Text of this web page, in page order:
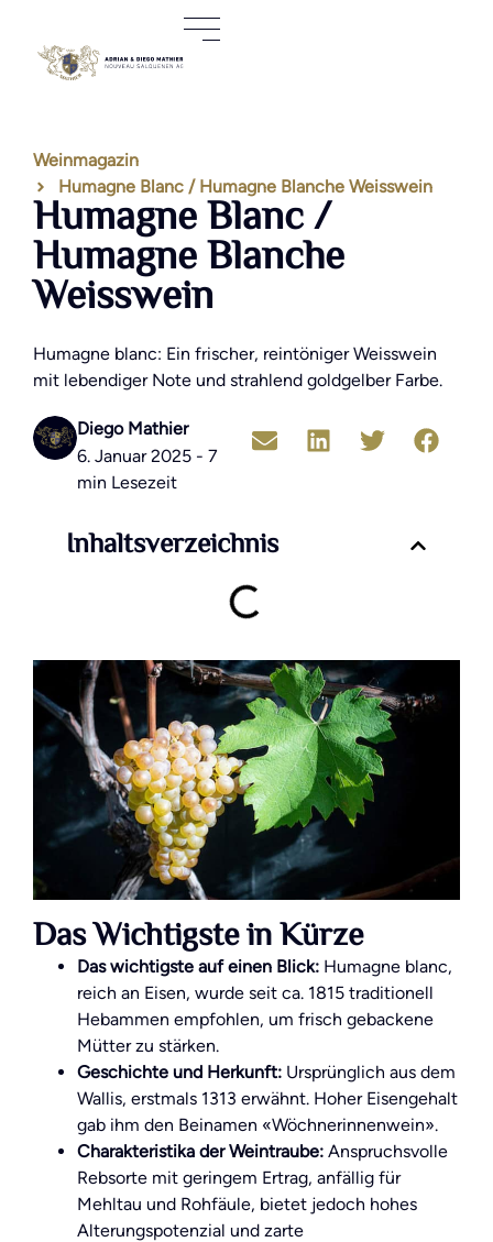
Weinmagazin
Humagne Blanc / Humagne Blanche Weisswein
Humagne Blanc /
Humagne Blanche
Weisswein
Humagne blanc: Ein frischer, reintöniger Weisswein
mit lebendiger Note und strahlend goldgelber Farbe.
Diego Mathier
6. Januar 2025 - 7
min Lesezeit
Inhaltsverzeichnis
Das Wichtigste in Kürze
Das wichtigste auf einen Blick: Humagne blanc,
reich an Eisen, wurde seit ca. 1815 traditionell
Hebammen empfohlen, um frisch gebackene
Mütter zu stärken.
Geschichte und Herkunft: Ursprünglich aus dem
Wallis, erstmals 1313 erwähnt. Hoher Eisengehalt
gab ihm den Beinamen «Wöchnerinnenwein».
Charakteristika der Weintraube: Anspruchsvolle
Rebsorte mit geringem Ertrag, anfällig für
Mehltau und Rohfäule, bietet jedoch hohes
Alterungspotenzial und zarte